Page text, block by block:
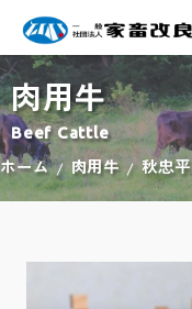
肉用牛
Beef Cattle
ホーム 肉用牛 秋忠平